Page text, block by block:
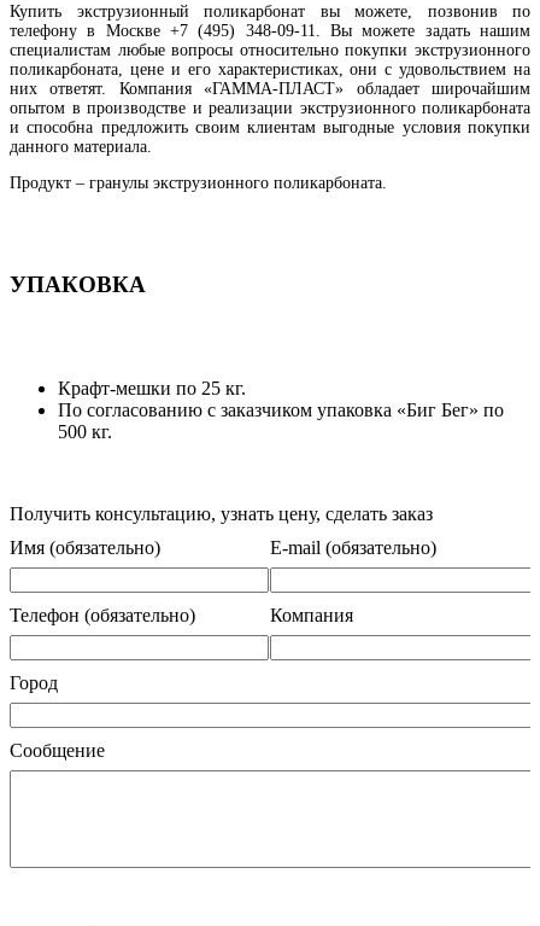
Купить экструзионный поликарбонат вы можете, позвонив по
телефону в Москве +7 (495) 348-09-11. Вы можете задать нашим
специалистам любые вопросы относительно покупки экструзионного
поликарбоната, цене и его характеристиках, они с удовольствием на
них ответят. Компания «ГАММА-ПЛАСТ» обладает широчайшим
опытом в производстве и реализации экструзионного поликарбоната
и способна предложить своим клиентам выгодные условия покупки
данного материала.
Продукт – гранулы экструзионного поликарбоната.
УПАКОВКА
Крафт-мешки по 25 кг.
По согласованию с заказчиком упаковка «Биг Бег» по
500 кг.
Получить консультацию, узнать цену, сделать заказ
Имя (обязательно)
E-mail (обязательно)
Телефон (обязательно) Компания
Город
Сообщение